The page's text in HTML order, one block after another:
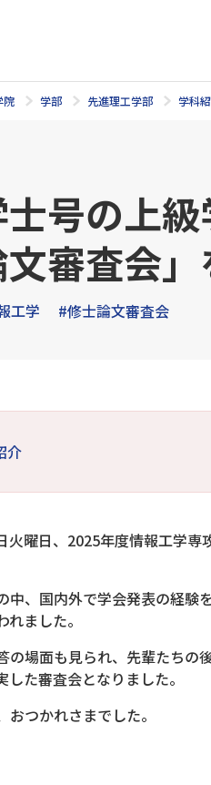
院 学部 先進理工学部 学科
号の上
審査会
工学 #修士論文審査会
介
火曜日、2025年度情報工学専
中、国内外で学会発表の経験
れました。
の場面も見られ、先輩たちの
した審査会となりました。
おつかれさまでした。